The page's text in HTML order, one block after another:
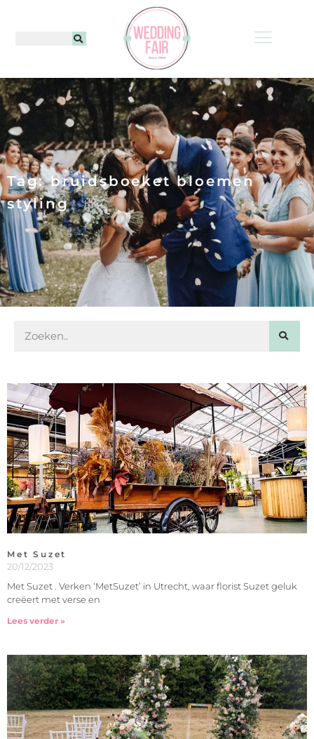
Tag: bruidsboeket bloemen
styling
Met Suzet
20/12/2023
Met Suzet . Verken ‘MetSuzet’ in Utrecht, waar florist Suzet geluk
creëert met verse en
Lees verder »